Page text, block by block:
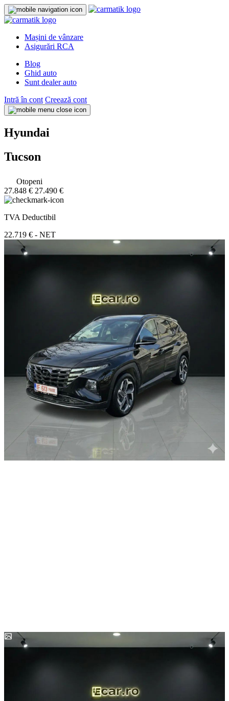
Mașini de vânzare
Asigurări RCA
Blog
Ghid auto
Sunt dealer auto
Intră în cont Creează cont
Hyundai
Tucson
Otopeni
27.848 € 27.490 €
TVA Deductibil
22.719 € - NET